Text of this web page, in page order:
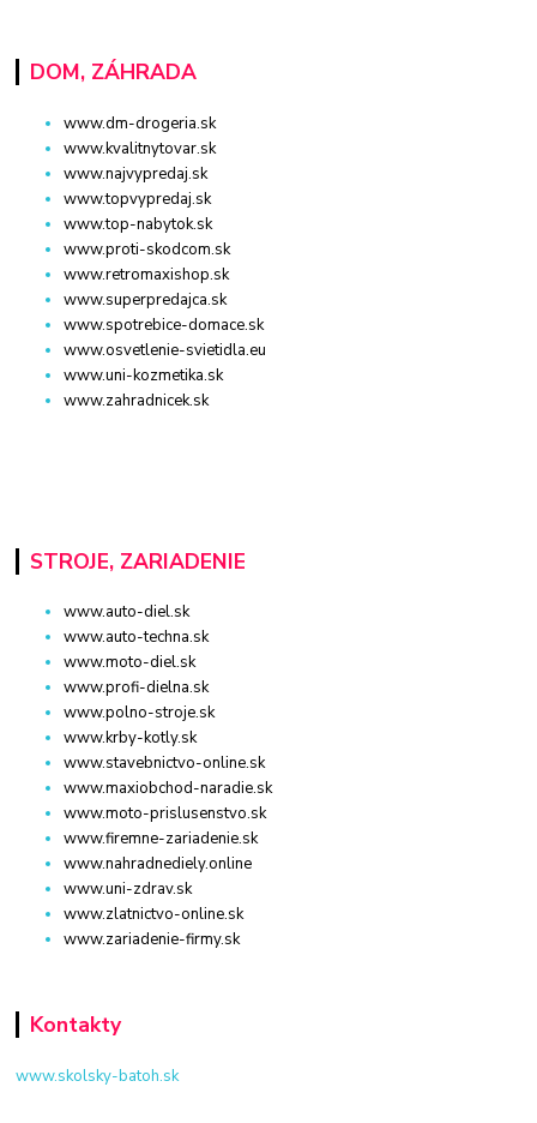
DOM, ZÁHRADA
www.dm-drogeria.sk
www.kvalitnytovar.sk
www.najvypredaj.sk
www.topvypredaj.sk
www.top-nabytok.sk
www.proti-skodcom.sk
www.retromaxishop.sk
www.superpredajca.sk
www.spotrebice-domace.sk
www.osvetlenie-svietidla.eu
www.uni-kozmetika.sk
www.zahradnicek.sk
STROJE, ZARIADENIE
www.auto-diel.sk
www.auto-techna.sk
www.moto-diel.sk
www.profi-dielna.sk
www.polno-stroje.sk
www.krby-kotly.sk
www.stavebnictvo-online.sk
www.maxiobchod-naradie.sk
www.moto-prislusenstvo.sk
www.firemne-zariadenie.sk
www.nahradnediely.online
www.uni-zdrav.sk
www.zlatnictvo-online.sk
www.zariadenie-firmy.sk
Kontakty
www.skolsky-batoh.sk